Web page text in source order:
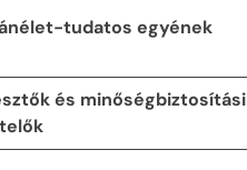
tudatos egyének
és minőségbiztosítási